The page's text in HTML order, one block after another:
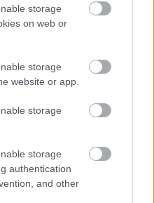
storage
on web or
storage
website or app.
storage
storage
authentication
and other
azulón, al que ya
clasificación para Europa
hito.
los banquillos fue en el
que llegó en mayo de 2019
personales y
el Barcelona
días varios fichajes,
Georginio Wijnaldum,